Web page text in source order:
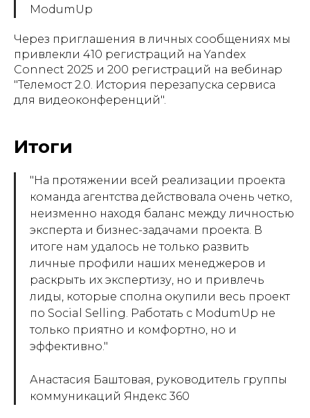
ModumUp
Через приглашения в личных сообщениях мы
привлекли 410 регистраций на Yandex
Connect 2025 и 200 регистраций на вебинар
"Телемост 2.0. История перезапуска сервиса
для видеоконференций".
Итоги
"На протяжении всей реализации проекта
команда агентства действовала очень четко,
неизменно находя баланс между личностью
эксперта и бизнес-задачами проекта. В
итоге нам удалось не только развить
личные профили наших менеджеров и
раскрыть их экспертизу, но и привлечь
лиды, которые сполна окупили весь проект
по Social Selling. Работать с ModumUp не
только приятно и комфортно, но и
эффективно."
Анастасия Баштовая, руководитель группы
коммуникаций Яндекс 360